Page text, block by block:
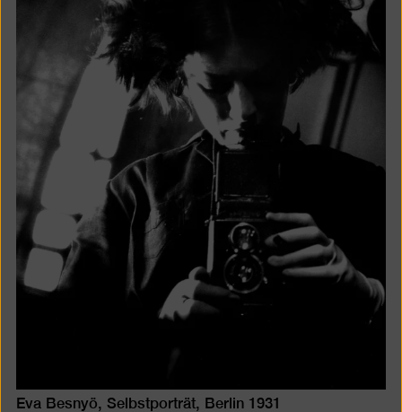
Eva Besnyö, Selbstporträt, Berlin 1931